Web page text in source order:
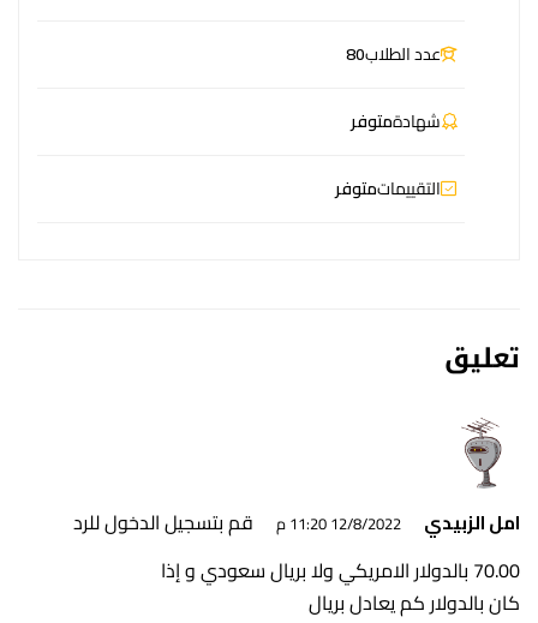
عدد الطلاب80
شهادةمتوفر
التقييماتمتوفر
تعليق
امل الزبيدي 12/8/2022 11:20 م
قم بتسجيل الدخول للرد
70.00 بالدولار الامريكي ولا بريال سعودي و إذا
كان بالدولار كم يعادل بريال